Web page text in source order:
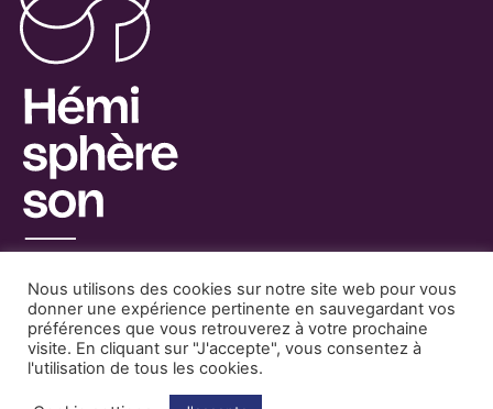
Facebook
Instagram
Mentions Légales
Partenaires
Contact
Nous utilisons des cookies sur notre site web pour vous
donner une expérience pertinente en sauvegardant vos
préférences que vous retrouverez à votre prochaine
visite. En cliquant sur "J'accepte", vous consentez à
l'utilisation de tous les cookies.